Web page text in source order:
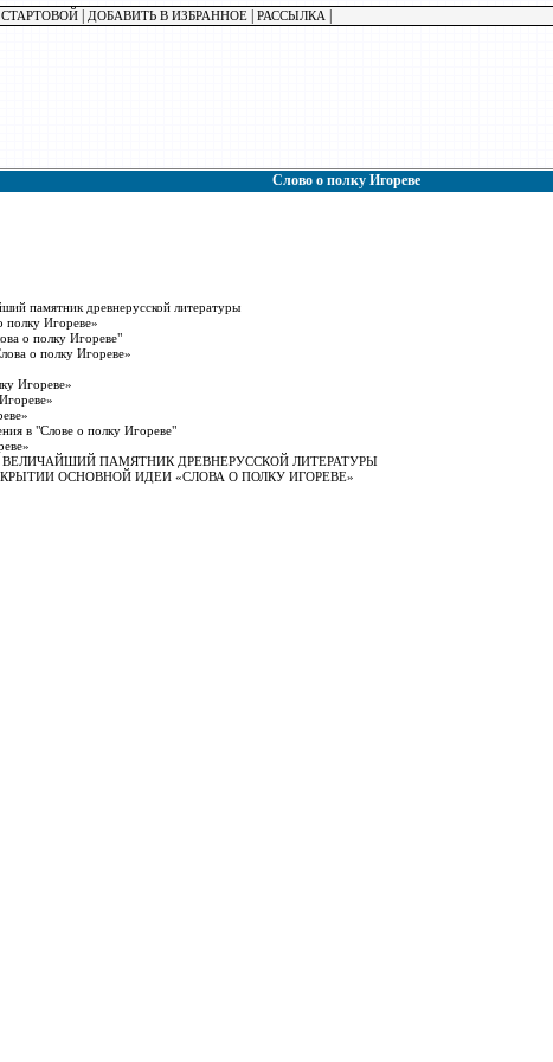
СТАРТОВОЙ ДОБАВИТЬ В ИЗБРАННОЕ РАССЫЛКА
Слово о полку Игореве
памятник древнерусской литературы
полку Игореве»
о полку Игореве"
о полку Игореве»
Игореве»
в "Слове о полку Игореве"
ПАМЯТНИК ДРЕВНЕРУССКОЙ ЛИТЕРАТУРЫ
ОСНОВНОЙ ИДЕИ «СЛОВА О ПОЛКУ ИГОРЕВЕ»